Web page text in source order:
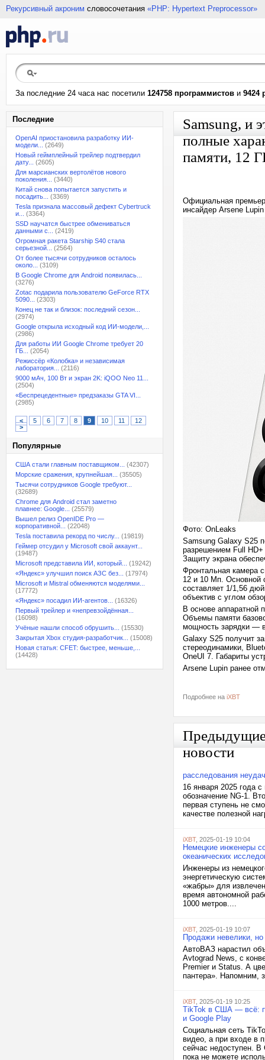
Рекурсивный акроним словосочетания «PHP: Hypertext Preprocessor»
За последние 24 часа нас посетили 124758 программистов и 9424
Последние
OpenAI приостановила разработку ИИ-
модели...
(2649)
Новый геймплейный трейлер подтвердил
дату...
(2605)
Для марсианских вертолётов нового
поколения...
(3440)
Китай снова попытается запустить и
посадить...
(3369)
Tesla признала массовый дефект Cybertruck
и...
(3364)
SSD научатся быстрее обмениваться
данными с...
(2419)
Огромная ракета Starship S40 стала
серьезной...
(2564)
От более тысячи сотрудников осталось
около...
(3109)
В Google Chrome для Android появилась...
(3276)
Zotac подарила пользователю GeForce RTX
5090...
(2303)
Конец не так и близок: последний сезон...
(2974)
Google открыла исходный код ИИ-модели,...
(2986)
Для работы ИИ Google Chrome требует 20
ГБ...
(2054)
Режиссёр «Колобка» и независимая
лаборатория...
(2116)
9000 мАч, 100 Вт и экран 2K: iQOO Neo 11...
(2504)
«Беспрецедентные» предзаказы GTA VI...
(2985)
< 5 6 7 8 9 10 11
12
>
Популярные
США стали главным поставщиком...
(42307)
Морские сражения, крупнейшая...
(35505)
Тысячи сотрудников Google требуют...
(32689)
Chrome для Android стал заметно
плавнее: Google...
(25579)
Вышел релиз OpenIDE Pro —
корпоративной...
(22048)
Tesla поставила рекорд по числу...
(19819)
Геймер отсудил у Microsoft свой аккаунт...
(19487)
Microsoft представила ИИ, который...
(19242)
«Яндекс» улучшил поиск АЗС без...
(17974)
Microsoft и Mistral обменяются моделями...
(17772)
«Яндекс» посадил ИИ-агентов...
(16326)
Первый трейлер и «непревзойдённая...
(16098)
Учёные нашли способ обрушить...
(15530)
Закрытая Xbox студия-разработчик...
(15008)
Новая статья: CFET: быстрее, меньше,...
(14428)
Samsung, и
полные
памяти, 12
Официальная
инсайдер Arsene
Фото: OnLeaks
Samsung Galaxy S25
разрешением Full
Защиту экрана
Фронтальная камера
12 и 10 Мп. Основной
составляет 1/1,56
объектив с углом
В основе аппаратной
Объемы памяти
мощность зарядки —
Galaxy S25 получит
стереодинамики,
OneUI 7. Габариты
Arsene Lupin ранее
Подробнее на iXBT
новости
расследования
16 января 2025 года
обозначение NG-1.
первая ступень не
качестве полезной
iXBT, 2025-01-19 10:04
Немецкие инженеры
океанических
Инженеры из
энергетическую
«жабры» для
время автономной
1000 метров....
iXBT, 2025-01-19 10:07
Продажи невелики,
АвтоВАЗ нарастил
Avtograd News, с
Premier и Status. А
пантера». Напомним,
iXBT, 2025-01-19 10:25
TikTok в США — всё:
и Google Play
Социальная сеть
видео, а при входе в
сейчас недоступен.
пока не можете